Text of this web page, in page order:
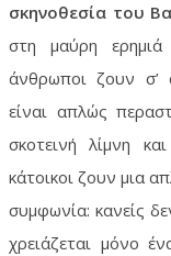
σκηνοθεσία του
στη μαύρη
άνθρωποι ζουν σ’
είναι απλώς
σκοτεινή λίμνη
κάτοικοι ζουν μια
συμφωνία: κανείς
χρειάζεται μόνο